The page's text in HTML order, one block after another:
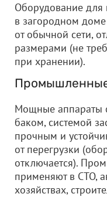
Оборудование
в загородном доме
от обычной сети,
размерами (не
при хранении).
Мощные аппараты
баком, системой
прочным и
от перегрузки
отключается).
применяют в СТО,
хозяйствах,